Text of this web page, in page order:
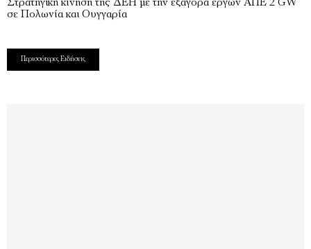
Στρατηγική κίνηση της ΔΕΗ με την εξαγορά έργων ΑΠΕ 2 GW
σε Πολωνία και Ουγγαρία
Περισσότερες Ειδήσεις